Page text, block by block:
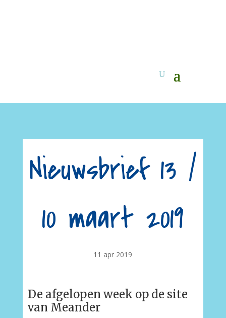
Nieuwsbrief 13 /
10 maart 2019
11 apr 2019
De afgelopen week op de site
van Meander